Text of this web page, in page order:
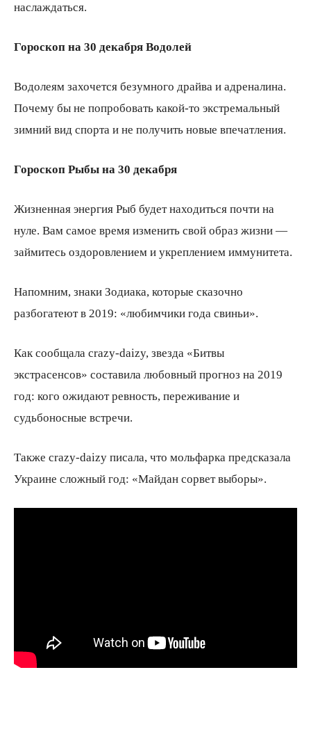
наслаждаться.
Гороскоп на 30 декабря Водолей
Водолеям захочется безумного драйва и адреналина.
Почему бы не попробовать какой-то экстремальный
зимний вид спорта и не получить новые впечатления.
Гороскоп Рыбы на 30 декабря
Жизненная энергия Рыб будет находиться почти на
нуле. Вам самое время изменить свой образ жизни —
займитесь оздоровлением и укреплением иммунитета.
Напомним, знаки Зодиака, которые сказочно
разбогатеют в 2019: «любимчики года свиньи».
Как сообщала crazy-daizy, звезда «Битвы
экстрасенсов» составила любовный прогноз на 2019
год: кого ожидают ревность, переживание и
судьбоносные встречи.
Также crazy-daizy писала, что мольфарка предсказала
Украине сложный год: «Майдан сорвет выборы».